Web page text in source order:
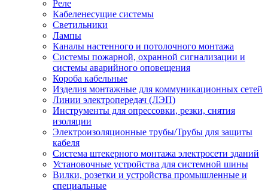
Реле
Кабеленесущие системы
Светильники
Лампы
Каналы настенного и потолочного монтажа
Системы пожарной, охранной сигнализации и
системы аварийного оповещения
Короба кабельные
Изделия монтажные для коммуникационных сетей
Линии электропередач (ЛЭП)
Инструменты для опрессовки, резки, снятия
изоляции
Электроизоляционные трубы/Трубы для защиты
кабеля
Система штекерного монтажа электросети зданий
Установочные устройства для системной шины
Вилки, розетки и устройства промышленные и
специальные